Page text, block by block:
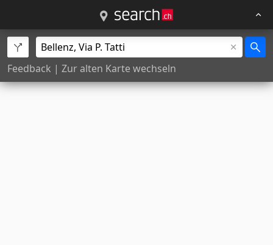
Feedback | Zur alten Karte wechseln